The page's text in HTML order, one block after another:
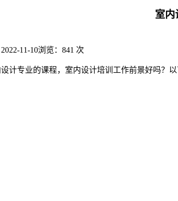
室内
11-10浏览：841 次
计专业的课程，室内设计培训工作前景好吗？